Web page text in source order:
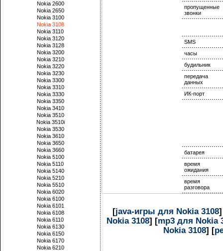
Nokia 2600
Nokia 2650
Nokia 3100
Nokia 3108
Nokia 3110
Nokia 3120
Nokia 3128
Nokia 3200
Nokia 3210
Nokia 3220
Nokia 3230
Nokia 3300
Nokia 3310
Nokia 3330
Nokia 3350
Nokia 3410
Nokia 3510
Nokia 3510i
Nokia 3530
Nokia 3610
Nokia 3650
Nokia 3660
Nokia 5100
Nokia 5110
Nokia 5140
Nokia 5210
Nokia 5510
Nokia 6020
Nokia 6100
Nokia 6101
Nokia 6108
Nokia 6110
Nokia 6130
Nokia 6150
Nokia 6170
Nokia 6210
пропущенные
звонки
SMS
часы
будильник
передача
данных
ИК-порт
батарея
время
ожидания
время
разговора
[java-игры для Nokia 3108]
Nokia 3108] [mp3 для Nokia
Nokia 3108] [